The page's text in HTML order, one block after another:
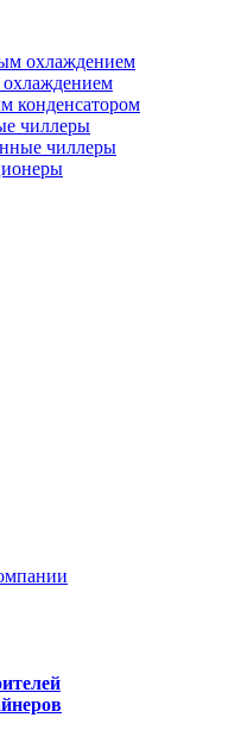
охлаждением
конденсатором
чиллеры
чиллеры